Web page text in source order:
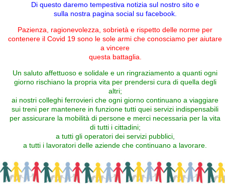
Di questo daremo tempestiva notizia sul nostro sito e
sulla nostra pagina social su facebook.
Pazienza, ragionevolezza, sobrietà e rispetto delle norme per
contenere il Covid 19 sono le sole armi che conosciamo per aiutare
a vincere
questa battaglia.
Un saluto affettuoso e solidale e un ringraziamento a quanti ogni
giorno rischiano la propria vita per prendersi cura di quella degli
altri;
ai nostri colleghi ferrovieri che ogni giorno continuano a viaggiare
sui treni per mantenere in funzione tutti quei servizi indispensabili
per assicurare la mobilità di persone e merci necessaria per la vita
di tutti i cittadini;
a tutti gli operatori dei servizi pubblici,
a tutti i lavoratori delle aziende che continuano a lavorare.